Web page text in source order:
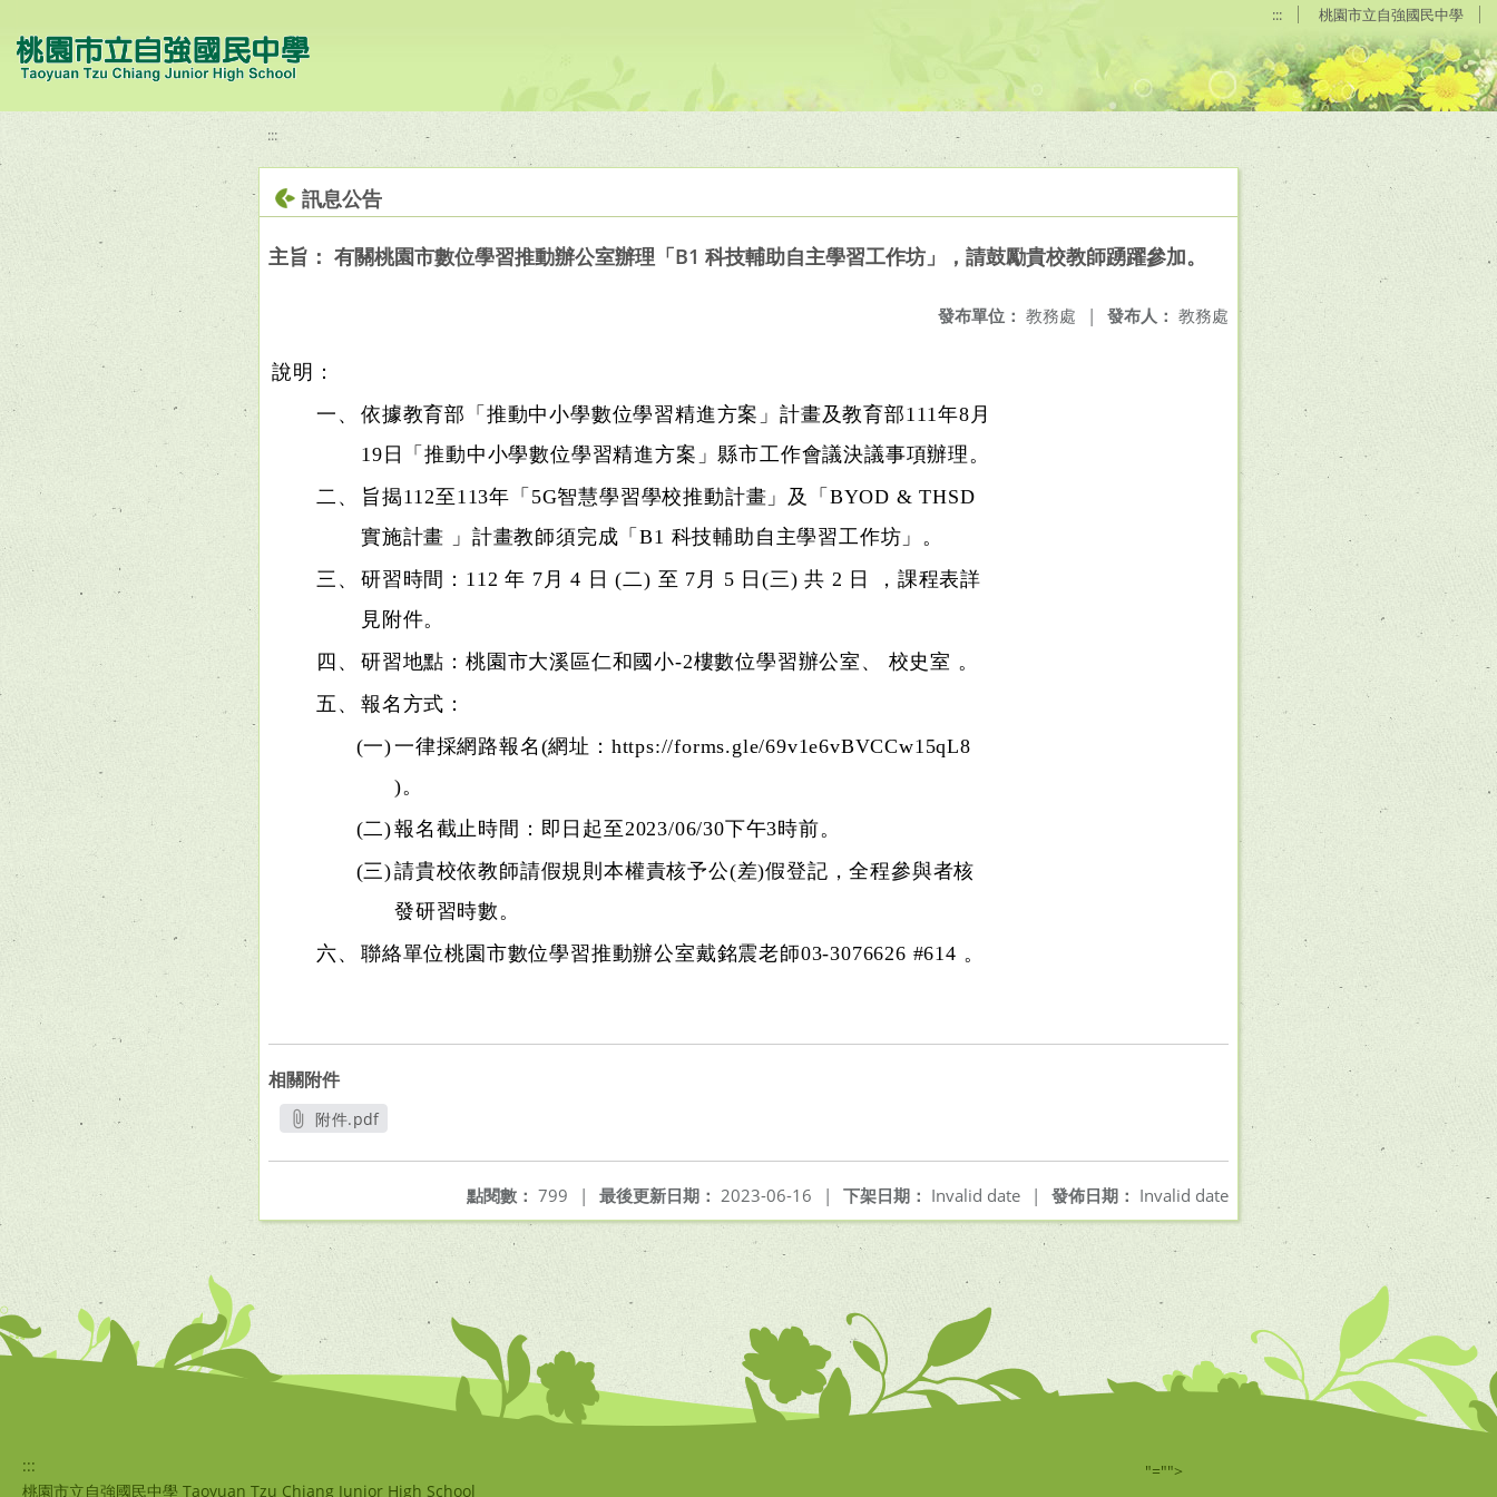
::: 桃園市立自強國民中學
:::
訊息公告
主旨： 有關桃園市數位學習推動辦公室辦理「B1 科技輔助自主學習工作坊」，請鼓勵貴校教師踴躍參加。
發布人： 教務處
發布單位： 教務處 |
說明：
一、 依據教育部「推動中小學數位學習精進方案」計畫及教育部111年8月
19日「推動中小學數位學習精進方案」縣市工作會議決議事項辦理。
二、
旨揭112至113年「5G智慧學習學校推動計畫」及「BYOD & THSD
實施計畫 」計畫教師須完成「B1 科技輔助自主學習工作坊」。
三、 研習時間：112 年 7月 4 日 (二) 至 7月 5 日(三) 共 2 日 ，課程表詳
見附件。
四、 研習地點：桃園市大溪區仁和國小-2樓數位學習辦公室、 校史室 。
五、 報名方式：
(一)一律採網路報名(網址：https://forms.gle/69v1e6vBVCCw15qL8
)。
(二)報名截止時間：即日起至2023/06/30下午3時前。
(三)請貴校依教師請假規則本權責核予公(差)假登記，全程參與者核
發研習時數。
六、 聯絡單位桃園市數位學習推動辦公室戴銘震老師03-3076626 #614 。
相關附件
附件.pdf
發佈日期： Invalid date
下架日期： Invalid date |
最後更新日期： 2023-06-16 |
點閱數： 799 |
:::
桃園市立自強國民中學 Taoyuan Tzu Chiang Junior High School
"="">